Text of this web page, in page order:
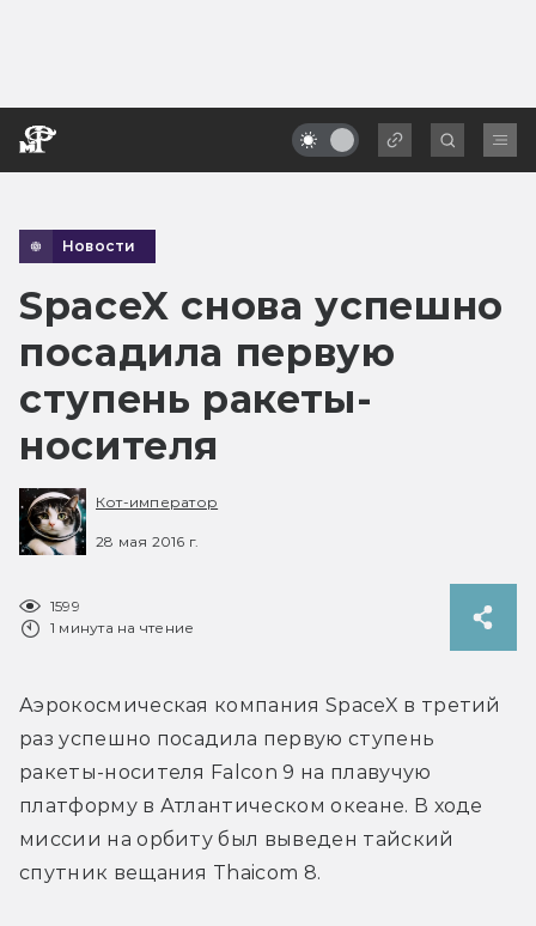
Новости
SpaceX снова успешно
посадила первую
ступень ракеты-
носителя
Кот-император
28 мая 2016 г.
1599
1 минута на чтение
Аэрокосмическая компания SpaceX в третий
раз успешно посадила первую ступень
ракеты-носителя Falcon 9 на плавучую
платформу в Атлантическом океане. В ходе
миссии на орбиту был выведен тайский
спутник вещания Thaicom 8.